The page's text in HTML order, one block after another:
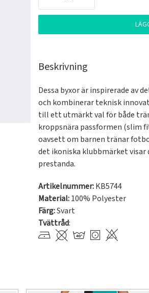
Beskrivning
Dessa byxor är inspirerade av
och kombinerar teknisk
till ett utmärkt val för både
kroppsnära passformen (slim
oavsett om barnen tränar
det ikoniska klubbmärket
prestanda.
Artikelnummer:KB5744
Material:100% Polyester
Färg:Svart
Tvättråd: